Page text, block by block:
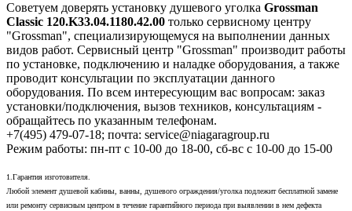
Советуем доверять установку душевого уголка Grossman
Classic 120.K33.04.1180.42.00 только сервисному центру
"Grossman", специализирующемуся на выполнении данных
видов работ. Сервисный центр "Grossman" производит работы
по установке, подключению и наладке оборудования, а также
проводит консультации по эксплуатации данного
оборудования. По всем интересующим вас вопросам: заказ
установки/подключения, вызов техников, консультациям -
обращайтесь по указанным телефонам.
+7(495) 479-07-18; почта: service@niagaragroup.ru
Режим работы: пн-пт с 10-00 до 18-00, сб-вс с 10-00 до 15-00
1.Гарантия изготовителя.
Любой элемент душевой кабины, ванны, душевого ограждения/уголка подлежит бесплатной замене
или ремонту сервисным центром в течение гарантийного периода при выявлении в нем дефекта